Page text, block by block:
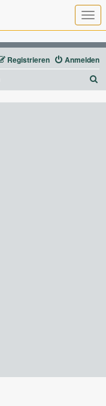
T
o
g
g
l
e
n
a
g
Anmelden
Registrieren
u